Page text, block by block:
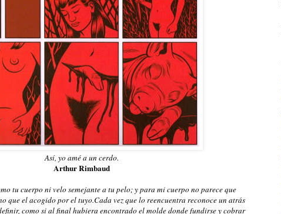
Así, yo amé a un cerdo.
Arthur Rimbaud
tu cuerpo ni velo semejante a tu pelo; y para mi cuerpo no parece que
que el acogido por el tuyo.Cada vez que lo reencuentra reconoce un atrás
como si al final hubiera encontrado el molde donde fundirse y cobrar